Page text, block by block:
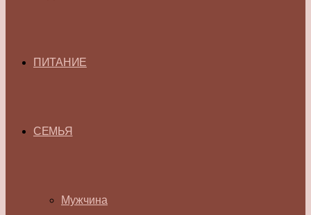
ПИТАНИЕ
СЕМЬЯ
Мужчина